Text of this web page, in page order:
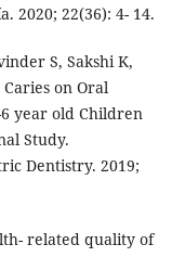
2020; 22(36): 4- 14.
S, Sakshi K,
on Oral
year old Children
Study.
Dentistry. 2019;
related quality of